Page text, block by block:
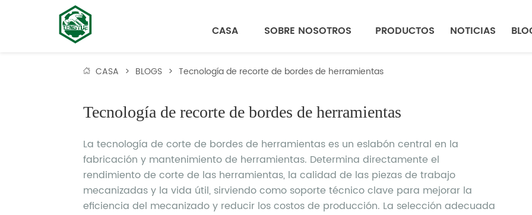
CASA SOBRE NOSOTROS PRODUCTOS NOTICIAS
CASA > BLOGS > Tecnología de recorte de bordes de herramientas
Tecnología de recorte de bordes de herramientas